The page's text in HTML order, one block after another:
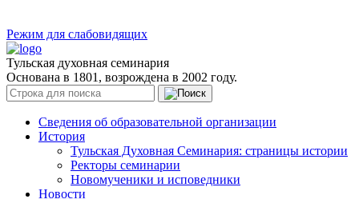
Режим для слабовидящих
Тульская духовная семинария
Основана в 1801, возрождена в 2002 году.
Сведения об образовательной организации
История
Тульская Духовная Семинария: страницы истории
Ректоры семинарии
Новомученики и исповедники
Новости